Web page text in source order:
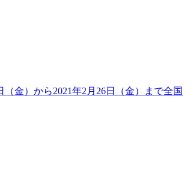
金）から2021年2月26日（金）まで全国